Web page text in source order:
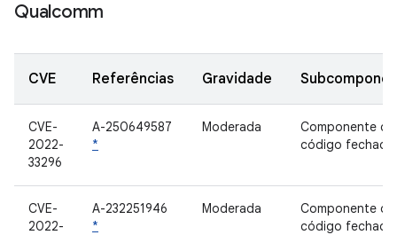
Qualcomm
CVE Referências Gravidade
CVE-
2022-
33296
A-250649587
*
Moderada
Componente de
código fechado
CVE-
2022-
A-232251946
*
Moderada
Componente de
código fechado